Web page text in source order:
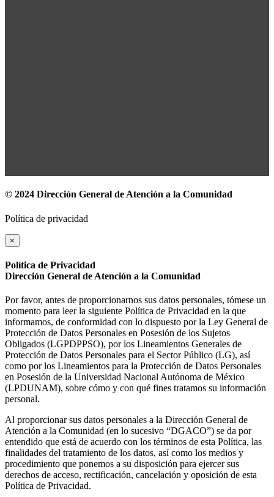
© 2024 Dirección General de Atención a la Comunidad
Política de privacidad
×
Política de Privacidad
Dirección General de Atención a la Comunidad
Por favor, antes de proporcionarnos sus datos personales, tómese un
momento para leer la siguiente Política de Privacidad en la que
informamos, de conformidad con lo dispuesto por la Ley General de
Protección de Datos Personales en Posesión de los Sujetos
Obligados (LGPDPPSO), por los Lineamientos Generales de
Protección de Datos Personales para el Sector Público (LG), así
como por los Lineamientos para la Protección de Datos Personales
en Posesión de la Universidad Nacional Autónoma de México
(LPDUNAM), sobre cómo y con qué fines tratamos su información
personal.
Al proporcionar sus datos personales a la Dirección General de
Atención a la Comunidad (en lo sucesivo “DGACO”) se da por
entendido que está de acuerdo con los términos de esta Política, las
finalidades del tratamiento de los datos, así como los medios y
procedimiento que ponemos a su disposición para ejercer sus
derechos de acceso, rectificación, cancelación y oposición de esta
Política de Privacidad.